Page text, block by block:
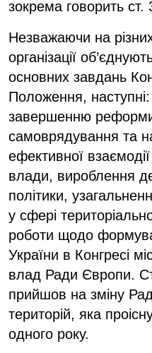
зокрема говорить ст.
Незважаючи на
організації
основних завдань
Положення,
завершенню
самоврядування та
ефективної
влади, вироблення
політики,
у сфері
роботи щодо
України в Конгресі
влад Ради Європи.
прийшов на зміну
територій, яка
одного року.